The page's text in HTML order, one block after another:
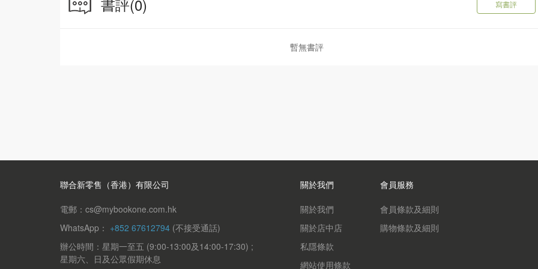
(0) 寫書評
暫無書評
聯合新零售（香港）有限公司
電郵：cs@mybookone.com.hk
WhatsApp： +852 67612794 (不接受通話)
辦公時間：星期一至五 (9:00-13:00及14:00-17:30) ;
星期六、日及公眾假期休息
關於我們
關於我們
關於店中店
私隱條款
網站使用條款
會員服務
會員條款及細則
購物條款及細則